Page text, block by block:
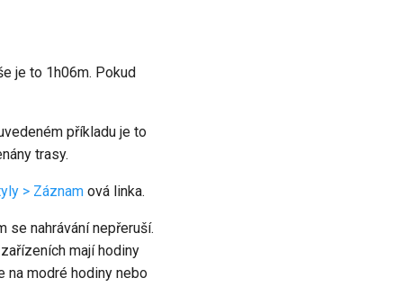
je to 1h06m. Pokud
příkladu je to
trasy.
> Záznam ová linka.
se nahrávání nepřeruší.
mají hodiny
na modré hodiny nebo